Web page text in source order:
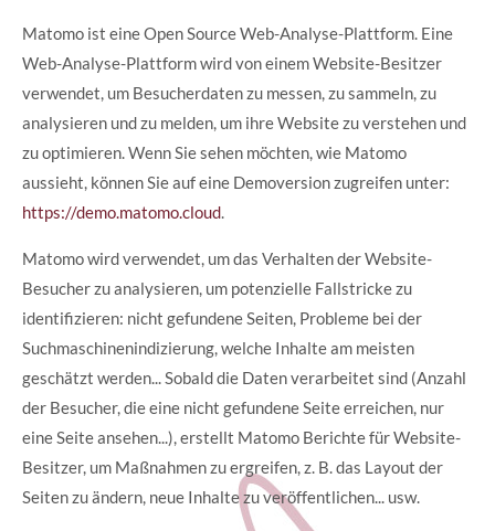
Matomo ist eine Open Source Web-Analyse-Plattform. Eine
Web-Analyse-Plattform wird von einem Website-Besitzer
verwendet, um Besucherdaten zu messen, zu sammeln, zu
analysieren und zu melden, um ihre Website zu verstehen und
zu optimieren. Wenn Sie sehen möchten, wie Matomo
aussieht, können Sie auf eine Demoversion zugreifen unter:
https://demo.matomo.cloud.
Matomo wird verwendet, um das Verhalten der Website-
Besucher zu analysieren, um potenzielle Fallstricke zu
identifizieren: nicht gefundene Seiten, Probleme bei der
Suchmaschinenindizierung, welche Inhalte am meisten
geschätzt werden... Sobald die Daten verarbeitet sind (Anzahl
der Besucher, die eine nicht gefundene Seite erreichen, nur
eine Seite ansehen...), erstellt Matomo Berichte für Website-
Besitzer, um Maßnahmen zu ergreifen, z. B. das Layout der
Seiten zu ändern, neue Inhalte zu veröffentlichen... usw.